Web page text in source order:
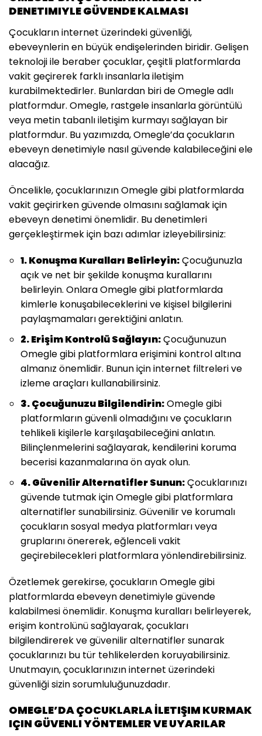
DENETIMIYLE GÜVENDE KALMASI
Çocukların internet üzerindeki güvenliği,
ebeveynlerin en büyük endişelerinden biridir. Gelişen
teknoloji ile beraber çocuklar, çeşitli platformlarda
vakit geçirerek farklı insanlarla iletişim
kurabilmektedirler. Bunlardan biri de Omegle adlı
platformdur. Omegle, rastgele insanlarla görüntülü
veya metin tabanlı iletişim kurmayı sağlayan bir
platformdur. Bu yazımızda, Omegle’da çocukların
ebeveyn denetimiyle nasıl güvende kalabileceğini ele
alacağız.
Öncelikle, çocuklarınızın Omegle gibi platformlarda
vakit geçirirken güvende olmasını sağlamak için
ebeveyn denetimi önemlidir. Bu denetimleri
gerçekleştirmek için bazı adımlar izleyebilirsiniz:
1. Konuşma Kuralları Belirleyin:Çocuğunuzla
açık ve net bir şekilde konuşma kurallarını
belirleyin. Onlara Omegle gibi platformlarda
kimlerle konuşabileceklerini ve kişisel bilgilerini
paylaşmamaları gerektiğini anlatın.
2. Erişim Kontrolü Sağlayın:Çocuğunuzun
Omegle gibi platformlara erişimini kontrol altına
almanız önemlidir. Bunun için internet filtreleri ve
izleme araçları kullanabilirsiniz.
3. Çocuğunuzu Bilgilendirin:Omegle gibi
platformların güvenli olmadığını ve çocukların
tehlikeli kişilerle karşılaşabileceğini anlatın.
Bilinçlenmelerini sağlayarak, kendilerini koruma
becerisi kazanmalarına ön ayak olun.
4. Güvenilir Alternatifler Sunun:Çocuklarınızı
güvende tutmak için Omegle gibi platformlara
alternatifler sunabilirsiniz. Güvenilir ve korumalı
çocukların sosyal medya platformları veya
gruplarını önererek, eğlenceli vakit
geçirebilecekleri platformlara yönlendirebilirsiniz.
Özetlemek gerekirse, çocukların Omegle gibi
platformlarda ebeveyn denetimiyle güvende
kalabilmesi önemlidir. Konuşma kuralları belirleyerek,
erişim kontrolünü sağlayarak, çocukları
bilgilendirerek ve güvenilir alternatifler sunarak
çocuklarınızı bu tür tehlikelerden koruyabilirsiniz.
Unutmayın, çocuklarınızın internet üzerindeki
güvenliği sizin sorumluluğunuzdadır.
OMEGLE’DA ÇOCUKLARLA İLETIŞIM KURMAK
IÇIN GÜVENLI YÖNTEMLER VE UYARILAR